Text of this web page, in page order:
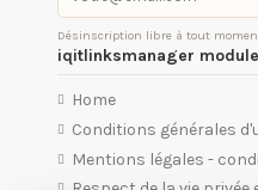
Désinscription libre à tout
iqitlinksmanager module
Home
Conditions générales
Mentions légales -